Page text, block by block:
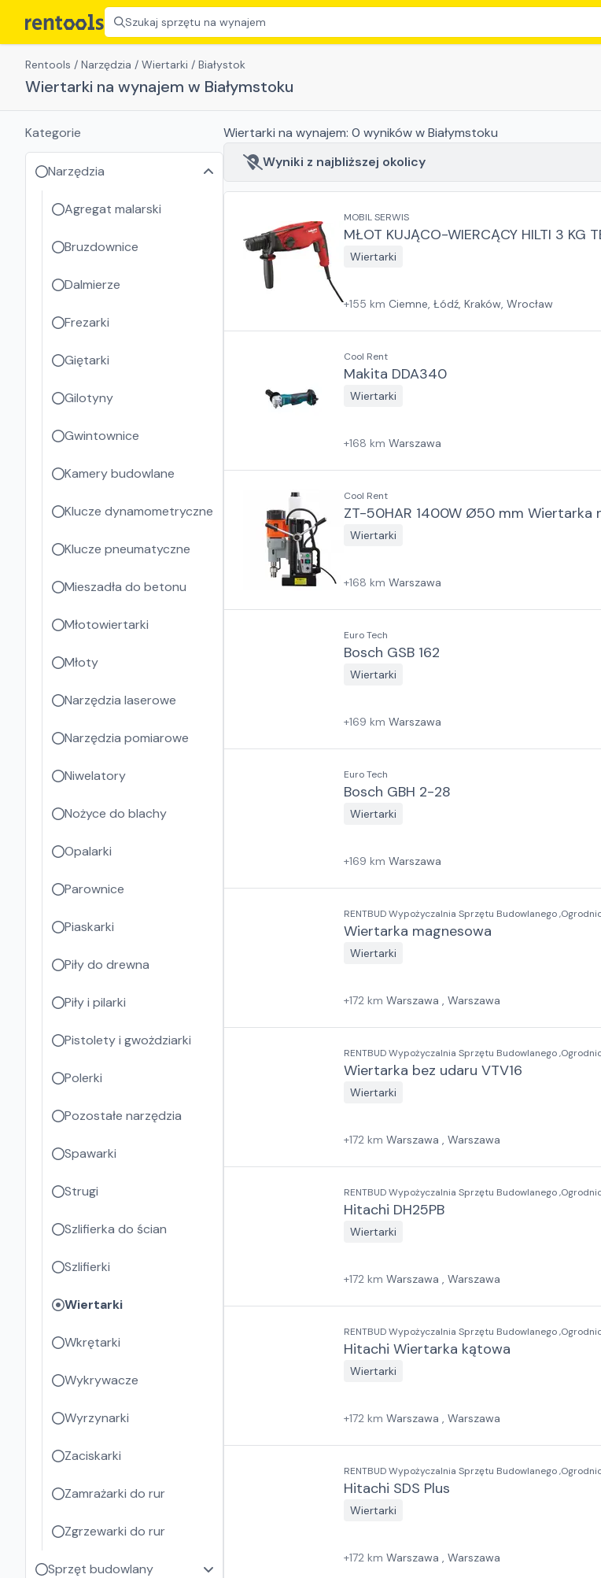
Szukaj sprzętu na wynajem
Rentools / Narzędzia / Wiertarki / Białystok
Wiertarki na wynajem w Białymstoku
Wiertarki na wynajem: 0 wynikóww Białymstoku
Wyniki z najbliższej okolicy
MOBIL SERWIS
MŁOT KUJĄCO-WIERCĄCY HILTI 3 KG
Wiertarki
+155 km Ciemne, Łódź, Kraków, Wrocław
Cool Rent
Makita DDA340
Wiertarki
+168 km Warszawa
Cool Rent
ZT-50HAR 1400W Ø50 mm Wiertarka
Wiertarki
+168 km Warszawa
Euro Tech
Bosch GSB 162
Wiertarki
+169 km Warszawa
Euro Tech
Bosch GBH 2-28
Wiertarki
+169 km Warszawa
RENTBUD Wypożyczalnia Sprzętu Budowlanego
Wiertarka magnesowa
Wiertarki
+172 km Warszawa , Warszawa
RENTBUD Wypożyczalnia Sprzętu Budowlanego
Wiertarka bez udaru VTV16
Wiertarki
+172 km Warszawa , Warszawa
RENTBUD Wypożyczalnia Sprzętu Budowlanego
Hitachi DH25PB
Wiertarki
+172 km Warszawa , Warszawa
RENTBUD Wypożyczalnia Sprzętu Budowlanego
Hitachi Wiertarka kątowa
Wiertarki
+172 km Warszawa , Warszawa
RENTBUD Wypożyczalnia Sprzętu Budowlanego
Hitachi SDS Plus
Wiertarki
+172 km Warszawa , Warszawa
Kategorie
Narzędzia
Agregat malarski
Bruzdownice
Dalmierze
Frezarki
Giętarki
Gilotyny
Gwintownice
Kamery budowlane
Klucze dynamometryczne
Klucze pneumatyczne
Mieszadła do betonu
Młotowiertarki
Młoty
Narzędzia laserowe
Narzędzia pomiarowe
Niwelatory
Nożyce do blachy
Opalarki
Parownice
Piaskarki
Piły do drewna
Piły i pilarki
Pistolety i gwożdziarki
Polerki
Pozostałe narzędzia
Spawarki
Strugi
Szlifierka do ścian
Szlifierki
Wiertarki
Wkrętarki
Wykrywacze
Wyrzynarki
Zaciskarki
Zamrażarki do rur
Zgrzewarki do rur
Sprzęt budowlany